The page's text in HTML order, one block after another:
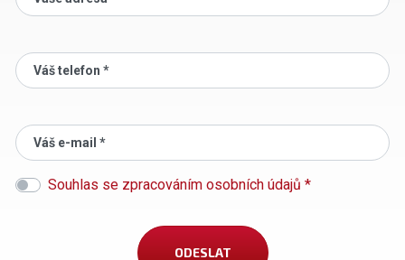
Váš telefon *
Váš e-mail *
Souhlas se zpracováním osobních údajů *